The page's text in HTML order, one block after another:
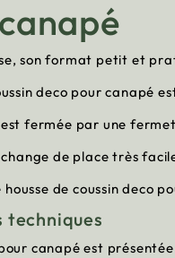
son format petit et
deco pour canapé
fermée par une
de place très
de coussin deco
techniques
canapé est